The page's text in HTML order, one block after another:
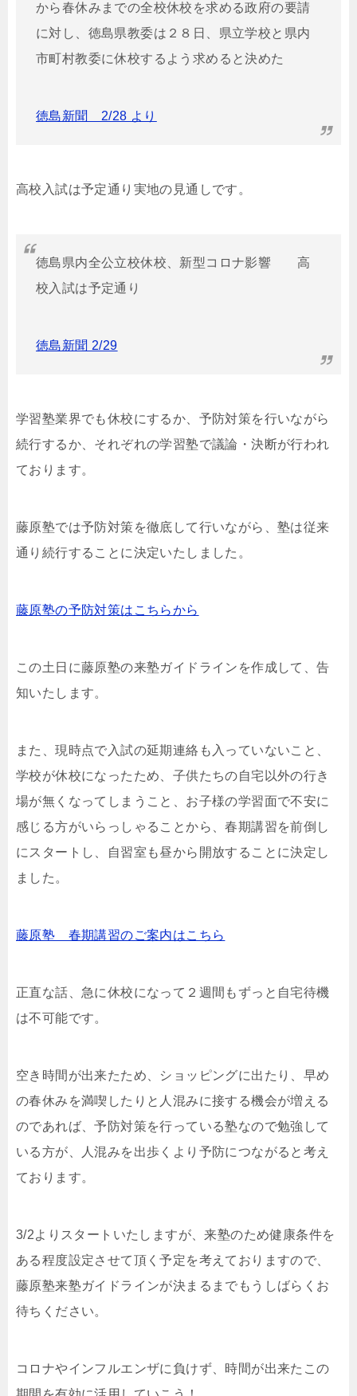
から春休みまでの全校休校を求める政府の要請
に対し、徳島県教委は２８日、県立学校と県内
市町村教委に休校するよう求めると決めた
徳島新聞 2/28 より
高校入試は予定通り実地の見通しです。
徳島県内全公立校休校、新型コロナ影響 高
校入試は予定通り
徳島新聞 2/29
学習塾業界でも休校にするか、予防対策を行いながら
続行するか、それぞれの学習塾で議論・決断が行われ
ております。
藤原塾では予防対策を徹底して行いながら、塾は従来
通り続行することに決定いたしました。
藤原塾の予防対策はこちらから
この土日に藤原塾の来塾ガイドラインを作成して、告
知いたします。
また、現時点で入試の延期連絡も入っていないこと、
学校が休校になったため、子供たちの自宅以外の行き
場が無くなってしまうこと、お子様の学習面で不安に
感じる方がいらっしゃることから、春期講習を前倒し
にスタートし、自習室も昼から開放することに決定し
ました。
藤原塾 春期講習のご案内はこちら
正直な話、急に休校になって２週間もずっと自宅待機
は不可能です。
空き時間が出来たため、ショッピングに出たり、早め
の春休みを満喫したりと人混みに接する機会が増える
のであれば、予防対策を行っている塾なので勉強して
いる方が、人混みを出歩くより予防につながると考え
ております。
3/2よりスタートいたしますが、来塾のため健康条件を
ある程度設定させて頂く予定を考えておりますので、
藤原塾来塾ガイドラインが決まるまでもうしばらくお
待ちください。
コロナやインフルエンザに負けず、時間が出来たこの